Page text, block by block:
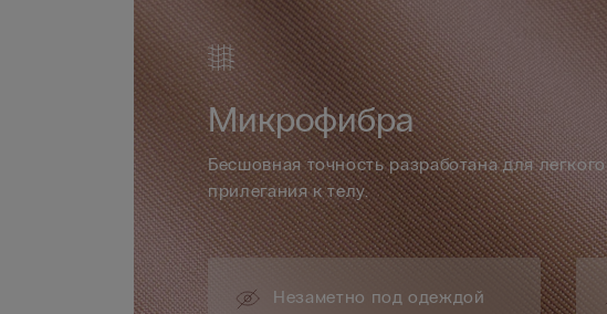
Микрофибра
Бесшовная точность разработана для легкого
прилегания к телу.
Незаметно под одеждой